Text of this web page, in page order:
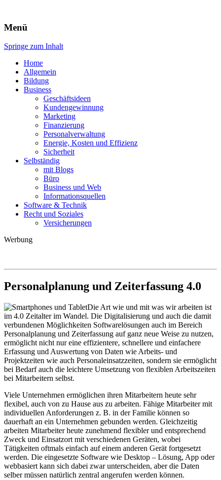
Expert-Line
Menü
Springe zum Inhalt
Home
Allgemein
Bildung
Business
Geschäftsideen
Kundengewinnung
Marketing
Finanzierung
Personalverwaltung
Energie, Kosten und Effizienz
Sicherheit
Selbständig
mit Blogs
Büro
Business und Web
Informationsquellen
Software & Technik
Recht und Soziales
Versicherungen
Werbung
Personalplanung und Zeiterfassung 4.0
Die Art wie und mit was wir arbeiten ist
im 4.0 Zeitalter im Wandel. Die Digitalisierung und auch die damit
verbundenen Möglichkeiten Softwarelösungen auch im Bereich
Personalplanung und Zeiterfassung auf ganz neue Weise zu nutzen,
ermöglicht nicht nur eine effizientere, schnellere und einfachere
Erfassung und Auswertung von Daten wie Arbeits- und
Projektzeiten wie auch Personaleinsatzzeiten, sondern sie ermöglicht
bei Bedarf auch die leichtere Umsetzung von flexiblen Arbeitszeiten
bei Mitarbeitern selbst.
Viele Unternehmen ermöglichen ihren Mitarbeitern heute sehr
flexibel, auch von zu Hause aus zu arbeiten. Fähige Mitarbeiter mit
individuellen Anforderungen z. B. in der Familie können so
dauerhaft an ein Unternehmen gebunden werden. Gleichzeitig
arbeiten Mitarbeiter heute zunehmend flexibler und entsprechend
Zweck und Einsatzort mit verschiedenen Geräten, wobei
Tätigkeiten oftmals einfach auf einem anderen Gerät fortgesetzt
werden. Die eingesetzte Software wie Desktop – Lösung, App oder
webbasiert kann sich dabei zwar unterscheiden, aber die Daten
selber müssen natürlich zentral angerufen werden können.